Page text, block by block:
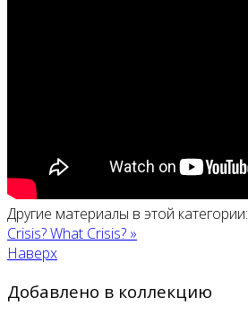
Другие материалы в этой категории:
Crisis? What Crisis? »
Наверх
Добавлено в коллекцию